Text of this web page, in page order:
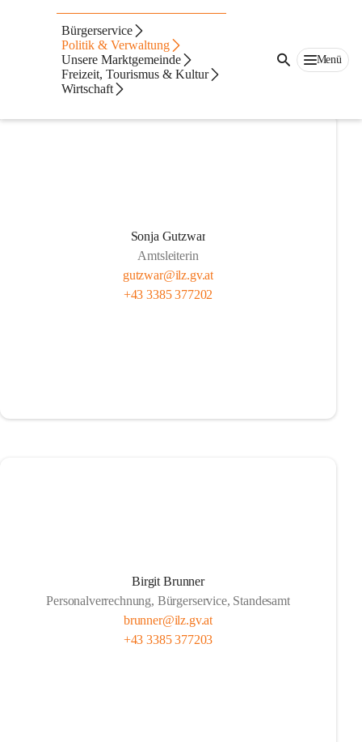
Bürgerservice
Politik & Verwaltung
Unsere Marktgemeinde
Freizeit, Tourismus & Kultur
Wirtschaft
Menü
Mitarbeiter/Abteilunge
Innendienst
Sonja Gutzwar
Amtsleiterin
gutzwar@ilz.gv.at
+43 3385 377202
Birgit Brunner
Personalverrechnung, Bürgerservice, Standesamt
brunner@ilz.gv.at
+43 3385 377203